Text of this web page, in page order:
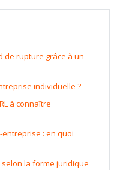
de rupture grâce à un
individuelle ?
à connaître
: en quoi
la forme juridique